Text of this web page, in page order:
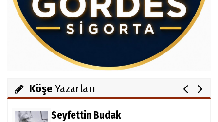
Köşe Yazarları
Av.Cenap GÜVEN
Gördesli Şair Alim Atay
Salih OKKALI
Seyfettin Budak